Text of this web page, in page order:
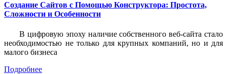
Создание Сайтов с Помощью Конструктора: Простота,
Сложности и Особенности
В цифровую эпоху наличие собственного веб-сайта стало
необходимостью не только для крупных компаний, но и для
малого бизнеса
Подробнее